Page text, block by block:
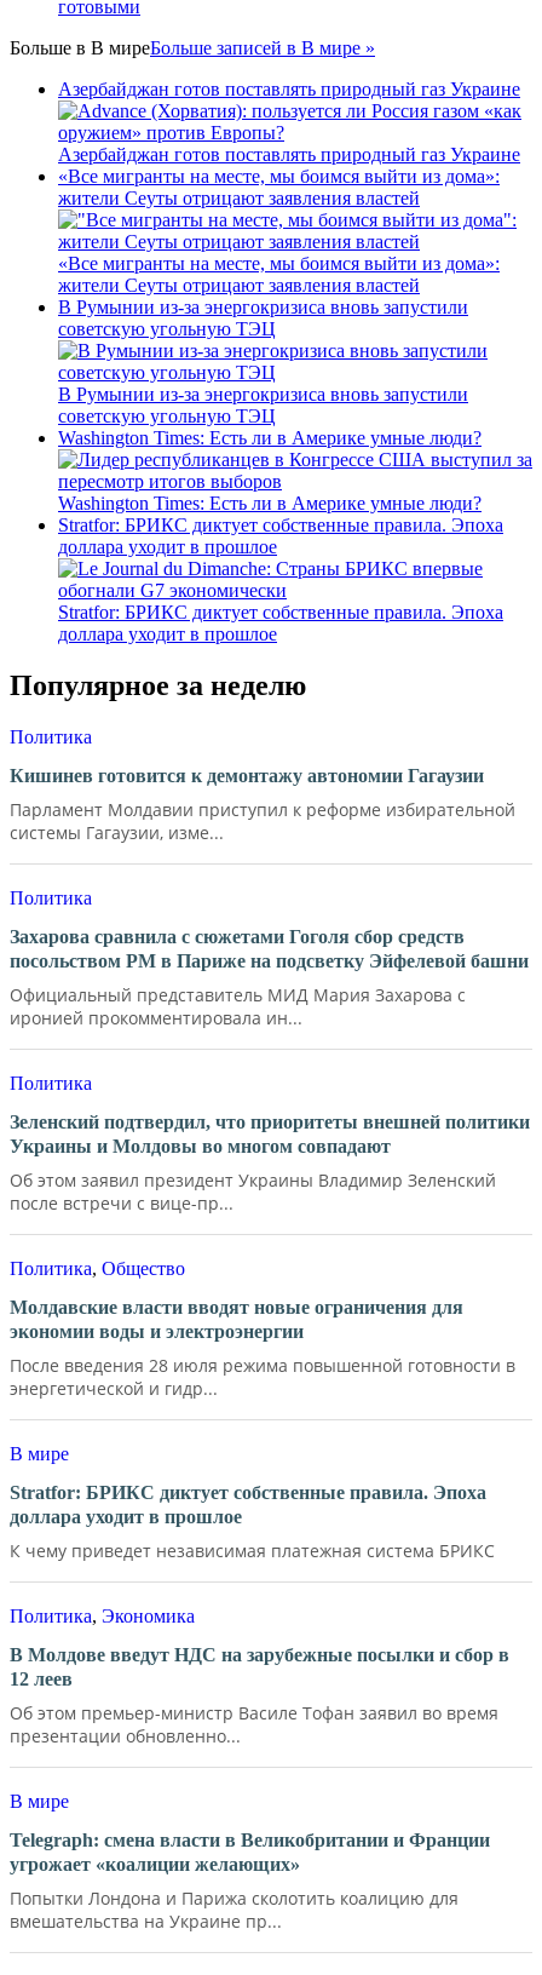
готовыми
Больше в В миреБольше записей в В мире »
Азербайджан готов поставлять природный газ Украине
Азербайджан готов поставлять природный газ Украине
«Все мигранты на месте, мы боимся выйти из дома»:
жители Сеуты отрицают заявления властей
«Все мигранты на месте, мы боимся выйти из дома»:
жители Сеуты отрицают заявления властей
В Румынии из-за энергокризиса вновь запустили
советскую угольную ТЭЦ
В Румынии из-за энергокризиса вновь запустили
советскую угольную ТЭЦ
Washington Times: Есть ли в Америке умные люди?
Washington Times: Есть ли в Америке умные люди?
Stratfor: БРИКС диктует собственные правила. Эпоха
доллара уходит в прошлое
Stratfor: БРИКС диктует собственные правила. Эпоха
доллара уходит в прошлое
Популярное за неделю